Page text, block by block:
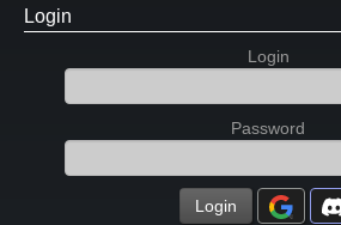
Login
Login
Password
Login